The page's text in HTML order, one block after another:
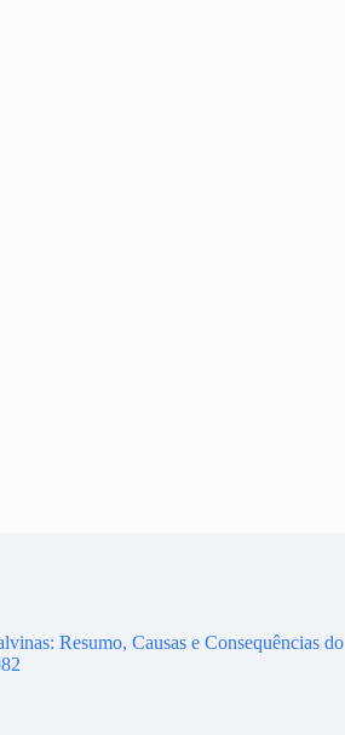
Resumo, Causas e Consequências do